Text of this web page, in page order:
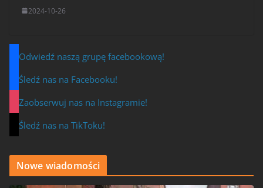
2024-10-26
Odwiedź naszą grupę facebookową!
Śledź nas na Facebooku!
Zaobserwuj nas na Instagramie!
Śledź nas na TikToku!
Nowe wiadomości